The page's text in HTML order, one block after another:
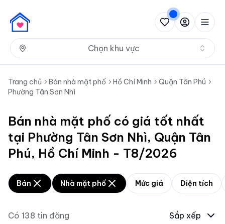
Chọn khu vực
Trang chủ Bán nhà mặt phố Hồ Chí Minh
Quận Tân Phú
Phường Tân Sơn Nhì
Bán nhà mặt phố có giá tốt nhất
tại Phường Tân Sơn Nhì, Quận Tân
Phú, Hồ Chí Minh - T8/2026
Bán Nhà mặt phố Mức giá Diện tích
Có 138 tin đăng Sắp xếp